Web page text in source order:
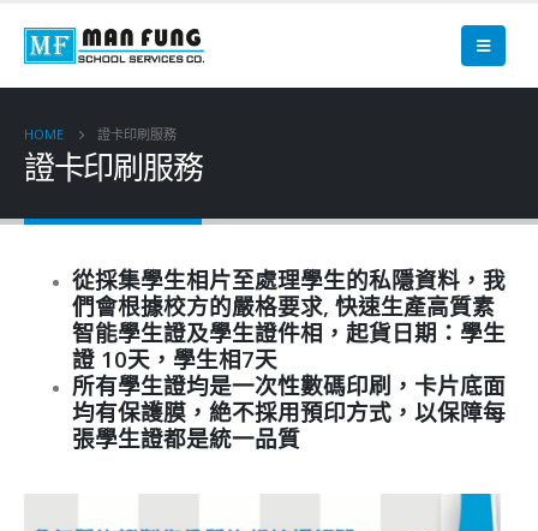
HOME 證卡印刷服務
證卡印刷服務
從採集學生相片至處理學生的私隱資料，我
們會根據校方的嚴格要求, 快速生產高質素
智能學生證及學生證件相，起貨日期：學生
證 10天，學生相7天
所有學生證均是一次性數碼印刷，卡片底面
均有保護膜，絶不採用預印方式，以保障每
張學生證都是統一品質